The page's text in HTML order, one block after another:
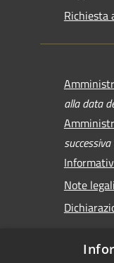
Richiesta
alla data
Note legali